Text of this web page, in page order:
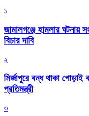
১
জামালগঞ্জে হামলার ঘটনায়
বিচার দাবি
২
মির্জাপুরে বন্ধ থাকা
প্রতিমন্ত্রী
৩